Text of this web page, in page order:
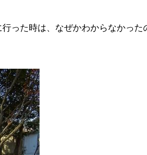
った時は、なぜかわからなかった